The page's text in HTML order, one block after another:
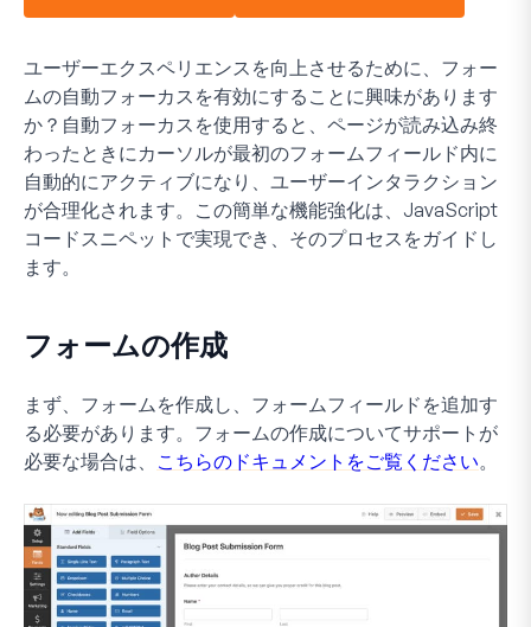
ユーザーエクスペリエンスを向上させるために、フォー
ムの自動フォーカスを有効にすることに興味があります
か？自動フォーカスを使用すると、ページが読み込み終
わったときにカーソルが最初のフォームフィールド内に
自動的にアクティブになり、ユーザーインタラクション
が合理化されます。この簡単な機能強化は、JavaScript
コードスニペットで実現でき、そのプロセスをガイドし
ます。
フォームの作成
まず、フォームを作成し、フォームフィールドを追加す
る必要があります。フォームの作成についてサポートが
必要な場合は、 こちらのドキュメントをご覧ください。